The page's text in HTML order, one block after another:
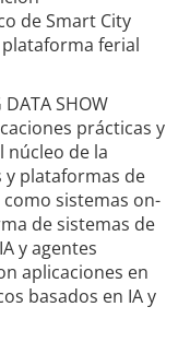
de Smart City
ferial
SHOW
prácticas y
núcleo de la
plataformas de
sistemas on-
de sistemas de
y agentes
aplicaciones en
basados en IA y